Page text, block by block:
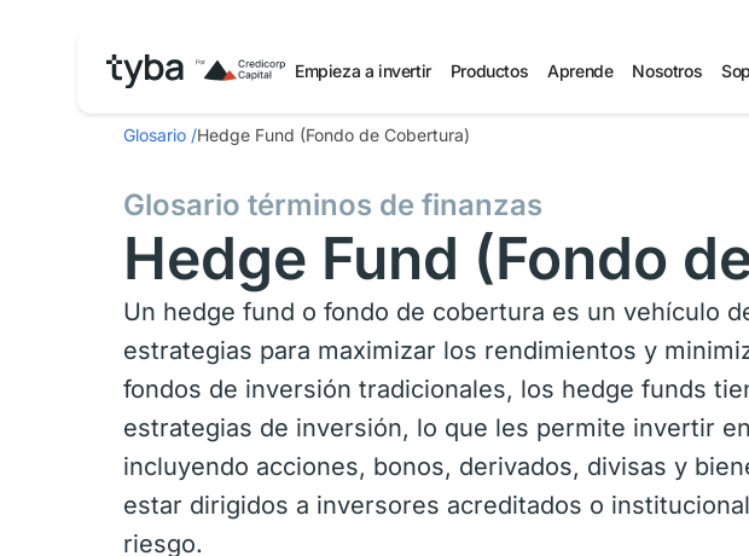
Empieza a invertir Productos Aprende Nosotros
Glosario /Hedge Fund (Fondo de Cobertura)
Glosario términos de finanzas
Hedge Fund (Fondo
Un hedge fund o fondo de cobertura es un vehículo
estrategias para maximizar los rendimientos y
fondos de inversión tradicionales, los hedge funds
estrategias de inversión, lo que les permite invertir
incluyendo acciones, bonos, derivados, divisas y
estar dirigidos a inversores acreditados o
riesgo.